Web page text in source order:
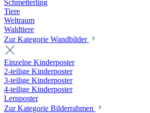
Schmetterling
Tiere
Weltraum
Waldtiere
Zur Kategorie Wandbilder
Einzelne Kinderposter
2-teilige Kinderposter
3-teilige Kinderposter
4-teilige Kinderposter
Lernposter
Zur Kategorie Bilderrahmen